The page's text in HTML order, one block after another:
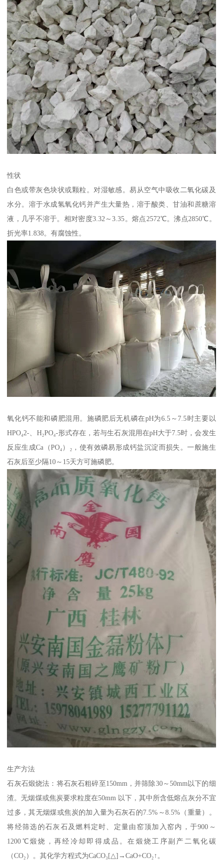
性状
白色或带灰色块状或颗粒。对湿敏感。易从空气中吸收二氧化碳及
水分。溶于水成氢氧化钙并产生大量热，溶于酸类、甘油和蔗糖溶
液，几乎不溶于。相对密度3.32～3.35。熔点2572℃。沸点2850℃。
折光率1.838。有腐蚀性。
氧化钙不能和磷肥混用。施磷肥后无机磷在pH为6.5～7.5时主要以
HPO₄2-、H₂PO₄-形式存在，若与生石灰混用在pH大于7.5时，会发生
反应生成Ca（PO₄）₂，使有效磷易形成钙盐沉淀而损失。一般施生
石灰后至少隔10～15天方可施磷肥。
生产方法
石灰石煅烧法：将石灰石粗碎至150mm，并筛除30～50mm以下的细
渣。无烟煤或焦炭要求粒度在50mm 以下，其中所含低熔点灰分不宜
过多，其无烟煤或焦炭的加入量为石灰石的7.5%～8.5%（重量）。
将经筛选的石灰石及燃料定时、定量由窑顶加入窑内，于900～
1200℃煅烧，再经冷却即得成品。在煅烧工序副产二氧化碳
（CO₂）。其化学方程式为CaCO₃[△]→CaO+CO₂↑。